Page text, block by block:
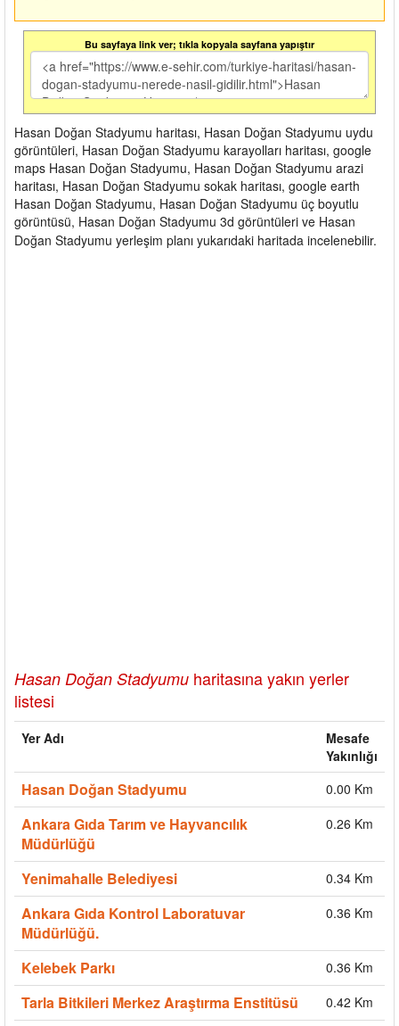
Bu sayfaya link ver; tıkla kopyala sayfana yapıştır
Hasan Doğan Stadyumu haritası, Hasan Doğan Stadyumu uydu
görüntüleri, Hasan Doğan Stadyumu karayolları haritası, google
maps Hasan Doğan Stadyumu, Hasan Doğan Stadyumu arazi
haritası, Hasan Doğan Stadyumu sokak haritası, google earth
Hasan Doğan Stadyumu, Hasan Doğan Stadyumu üç boyutlu
görüntüsü, Hasan Doğan Stadyumu 3d görüntüleri ve Hasan
Doğan Stadyumu yerleşim planı yukarıdaki haritada incelenebilir.
Hasan Doğan Stadyumu haritasına yakın yerler
listesi
Yer Adı
Mesafe
Yakınlığı
Hasan Doğan Stadyumu 0.00 Km
Ankara Gıda Tarım ve Hayvancılık
Müdürlüğü
0.26 Km
Yenimahalle Belediyesi 0.34 Km
Ankara Gıda Kontrol Laboratuvar
Müdürlüğü.
0.36 Km
Kelebek Parkı 0.36 Km
Tarla Bitkileri Merkez Araştırma Enstitüsü 0.42 Km